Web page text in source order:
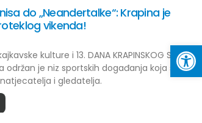
do „Neandertalke“: Krapina je
vikenda!
kulture i 13. DANA KRAPINSKOG SPORTA
održan je niz sportskih događanja koja su
i gledatelja.